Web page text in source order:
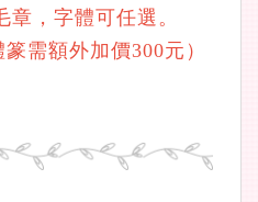
，字體可任選。
需額外加價300元）